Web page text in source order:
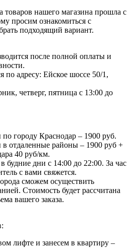
нашего магазина прошла с
просим ознакомиться с
подходящий вариант.
после полной оплаты и
по адресу: Ейское шоссе 50/1,
четверг, пятница с 13:00 до
по городу Краснодар – 1900 руб.
в отдаленные районы – 1900 руб +
40 руб/км.
будние дни с 14:00 до 22:00. За час
с вами свяжется.
сможем осуществить
Стоимость будет рассчитана
вашего заказа.
лифте и занесем в квартиру –